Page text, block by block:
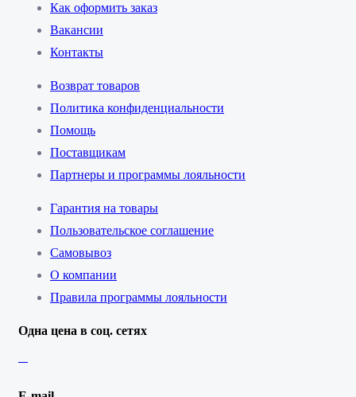
Как оформить заказ
Вакансии
Контакты
Возврат товаров
Политика конфиденциальности
Помощь
Поставщикам
Партнеры и программы лояльности
Гарантия на товары
Пользовательское соглашение
Самовывоз
О компании
Правила программы лояльности
Одна цена в соц. сетях